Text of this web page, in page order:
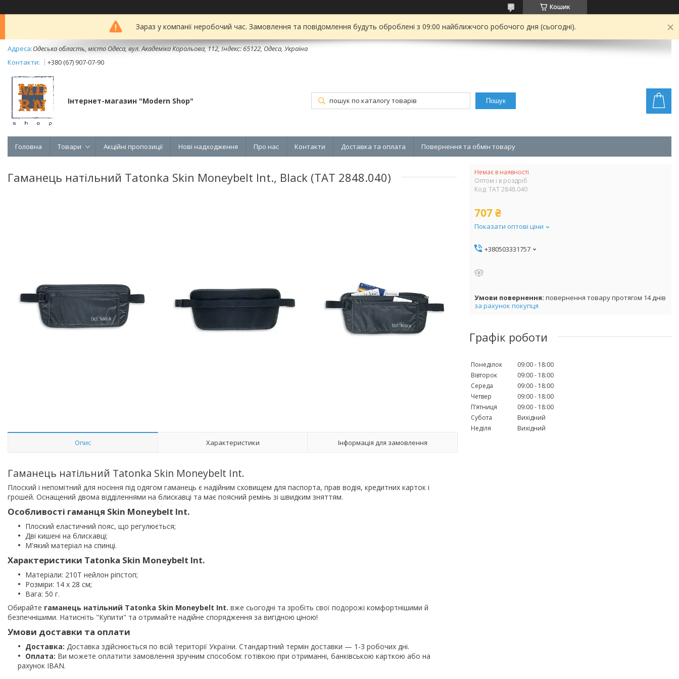
Кошик
Зараз у компанії неробочий час. Замовлення та повідомлення будуть оброблені з 09:00 найближчого робочого дня (сьогодні).
Одеська область, місто Одеса, вул. Академіка Корольова, 112, Індекс: 65122, Одеса, Україна
+380 (67) 907-07-90
Інтернет-магазин "Modern Shop" Пошук
Головна Товари Акційні пропозиції Нові надходження Про нас Контакти Доставка та оплата Повернення та обмін товару
Гаманець натільний Tatonka Skin Moneybelt Int., Black (TAT 2848.040)
Опис Характеристики Інформація для замовлення
Гаманець натільний Tatonka Skin Moneybelt Int.
Плоский і непомітний для носіння під одягом гаманець є надійним сховищем для паспорта, прав водія, кредитних карток і
грошей. Оснащений двома відділеннями на блискавці та має поясний ремінь зі швидким зняттям.
Особливості гаманця Skin Moneybelt Int.
Плоский еластичний пояс, що регулюється;
Дві кишені на блискавці;
М'який матеріал на спинці.
Характеристики Tatonka Skin Moneybelt Int.
Матеріали: 210T нейлон ріпстоп;
Розміри: 14 х 28 см;
Вага: 50 г.
Обирайте гаманець натільний Tatonka Skin Moneybelt Int. вже сьогодні та зробіть свої подорожі комфортнішими й
безпечнішими. Натисніть "Купити" та отримайте надійне спорядження за вигідною ціною!
Умови доставки та оплати
Доставка: Доставка здійснюється по всій території України. Стандартний термін доставки — 1-3 робочих дні.
Оплата: Ви можете оплатити замовлення зручним способом: готівкою при отриманні, банківською карткою або на
рахунок IBAN.
Немає в наявності
Оптом і в роздріб
Код: TAT 2848.040
707 ₴
Показати оптові ціни
+380503331757
повернення товару протягом 14 днів
за рахунок покупця
Графік роботи
Понеділок 09:00
18:00
Вівторок
09:00
18:00
Середа
09:00
18:00
Четвер
09:00
18:00
Пʼятниця
09:00
18:00
Субота
Вихідний
Неділя
Вихідний